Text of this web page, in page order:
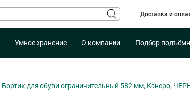
Доставка и
Умное хранение О компании Подбор
Бортик для обуви ограничительный 582 мм, Конеро,